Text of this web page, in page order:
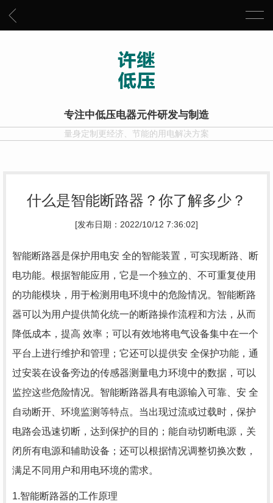
专注中低压电器元件研发与制造
量身定制更经济、节能的用电解决方案
什么是智能断路器？你了解多少？
[发布日期：2022/10/12 7:36:02]
智能断路器是保护用电安 全的智能装置，可实现断路、断
电功能。根据智能应用，它是一个独立的、不可重复使用
的功能模块，用于检测用电环境中的危险情况。智能断路
器可以为用户提供简化统一的断路操作流程和方法，从而
降低成本，提高 效率；可以有效地将电气设备集中在一个
平台上进行维护和管理；它还可以提供安 全保护功能，通
过安装在设备旁边的传感器测量电力环境中的数据，可以
监控这些危险情况。智能断路器具有电源输入可靠、安 全
自动断开、环境监测等特点。当出现过流或过载时，保护
电路会迅速切断，达到保护的目的；能自动切断电源，关
闭所有电源和辅助设备；还可以根据情况调整切换次数，
满足不同用户和用电环境的需求。
1.智能断路器的工作原理